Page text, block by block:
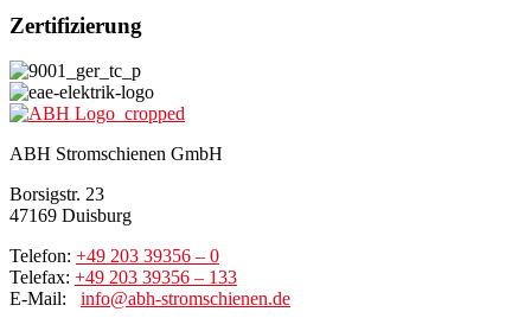
Zertifizierung
ABH Stromschienen GmbH
Borsigstr. 23
47169 Duisburg
Telefon: +49 203 39356 – 0
Telefax: +49 203 39356 – 133
E-Mail: info@abh-stromschienen.de